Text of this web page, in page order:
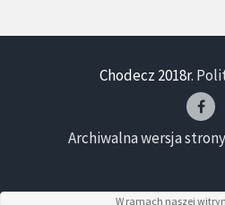
Chodecz 2018r.
Archiwalna wersja
W ramach naszej